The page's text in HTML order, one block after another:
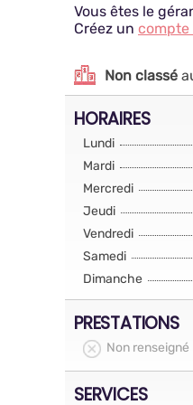
Vous êtes le
Créez un compte
Non classé
HORAIRES
Lundi
Mardi
Mercredi
Jeudi
Vendredi
Samedi
Dimanche
PRESTATIONS
Non renseigné
SERVICES